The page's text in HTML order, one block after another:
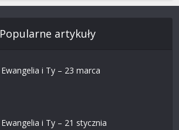
Popularne artykuły
Ewangelia i Ty – 23 marca
Ewangelia i Ty – 21 stycznia